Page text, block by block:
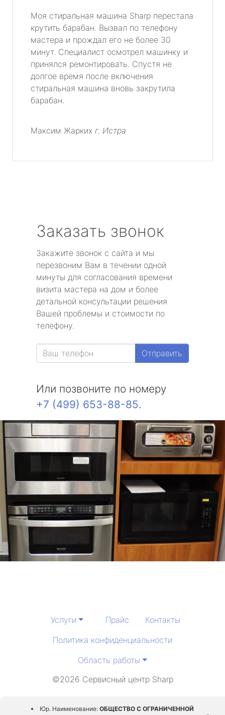
Моя стиральная машина Sharp перестала
крутить барабан. Вызвал по телефону
мастера и прождал его не более 30
минут. Специалист осмотрел машинку и
принялся ремонтировать. Спустя не
долгое время после включения
стиральная машина вновь закрутила
барабан.
Максим Жарких г. Истра
Заказать звонок
Закажите звонок с сайта и мы
перезвоним Вам в течении одной
минуты для согласования времени
визита мастера на дом и более
детальной консультации решения
Вашей проблемы и стоимости по
телефону.
Отправить
Или позвоните по номеру
+7 (499) 653-88-85.
Услуги Прайс
Контакты
Политика конфиденциальности
Область работы
©2026 Сервисный центр Sharp
Юр. Наименование: ОБЩЕСТВО С ОГРАНИЧЕННОЙ